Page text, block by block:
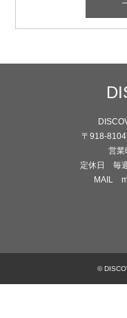
〒918-
営
定休日 毎
MAIL
©